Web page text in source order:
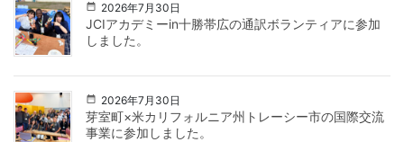
2026年7月30日
JCIアカデミーin十勝帯広の通訳ボランティアに参加
しました。
2026年7月30日
芽室町×米カリフォルニア州トレーシー市の国際交流
事業に参加しました。